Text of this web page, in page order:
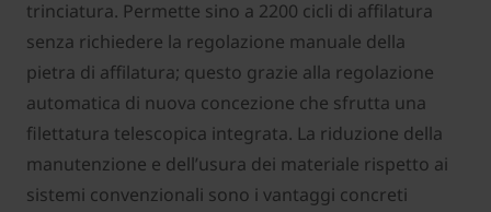
trinciatura. Permette sino a 2200 cicli di affilatura
senza richiedere la regolazione manuale della
pietra di affilatura; questo grazie alla regolazione
automatica di nuova concezione che sfrutta una
filettatura telescopica integrata. La riduzione della
manutenzione e dell’usura dei materiale rispetto ai
sistemi convenzionali sono i vantaggi concreti